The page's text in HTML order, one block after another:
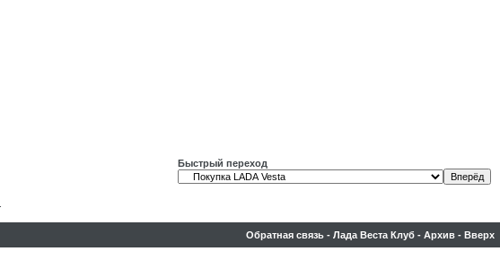
Быстрый переход
Обратная связь - Лада Веста Клуб - Архив - Вверх